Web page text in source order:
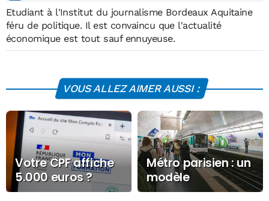
Etudiant à l'Institut du journalisme Bordeaux Aquitaine
féru de politique. Il est convaincu que l'actualité
économique est tout sauf ennuyeuse.
VOUS ALLEZ AIMER AUSSI :
Votre CPF affiche
5.000 euros ?
Voici ce que cela
Métro parisien : un
modèle
économique à 140